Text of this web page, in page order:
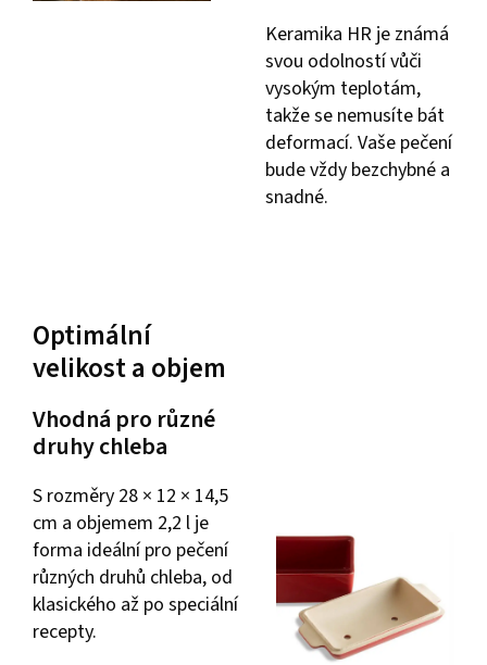
Keramika HR je známá
svou odolností vůči
vysokým teplotám,
takže se nemusíte bát
deformací. Vaše pečení
bude vždy bezchybné a
snadné.
Optimální
velikost a objem
Vhodná pro různé
druhy chleba
S rozměry 28 × 12 × 14,5
cm a objemem 2,2 l je
forma ideální pro pečení
různých druhů chleba, od
klasického až po speciální
recepty.